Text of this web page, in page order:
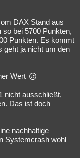
DAX Stand aus
bei 5700 Punkten,
Punkten. Es kommt
geht ja nicht um den
Wert
nicht ausschließt,
Das ist doch
nachhaltige
Systemcrash wohl